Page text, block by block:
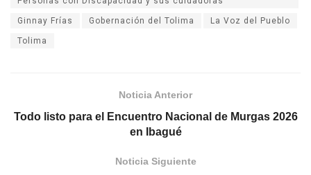
Ginnay Frías Gobernación del Tolima La Voz del Pueblo
Tolima
Noticia Anterior
Todo listo para el Encuentro Nacional de Murgas 2026
en Ibagué
Noticia Siguiente